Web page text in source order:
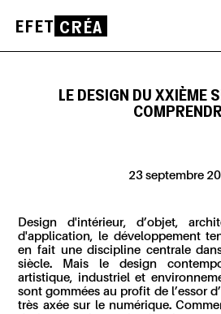
LE DESIGN DU XXIÈME
23 septembre
Design d'intérieur, d’objet,
d'application, le développement
en fait une discipline centrale
siècle. Mais le design
artistique, industriel et
sont gommées au profit de l’essor
très axée sur le numérique.
EFET CRÉA